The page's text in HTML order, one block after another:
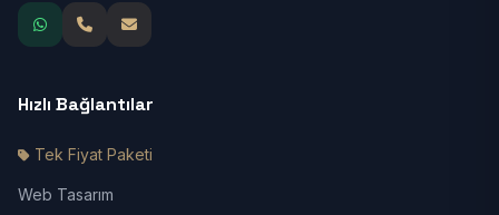
Hızlı Bağlantılar
Tek Fiyat Paketi
Web Tasarım